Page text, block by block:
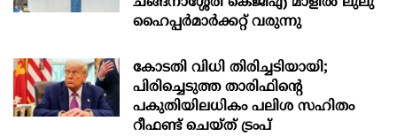
ഹൈപ്പർമാർക്കറ്റ് വരുന്നു
കോടതി വിധി തിരിച്ചടിയായി;
പിരിച്ചെടുത്ത താരിഫിന്‍റെ
പകുതിയിലധികം പലിശ സഹിതം
റീഫണ്ട് ചെയ്ത് ട്രംപ്